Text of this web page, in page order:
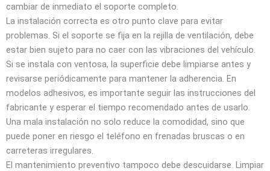
cambiar de inmediato el soporte completo.
La instalación correcta es otro punto clave para evitar
problemas. Si el soporte se fija en la rejilla de ventilación, debe
estar bien sujeto para no caer con las vibraciones del vehículo.
Si se instala con ventosa, la superficie debe limpiarse antes y
revisarse periódicamente para mantener la adherencia. En
modelos adhesivos, es importante seguir las instrucciones del
fabricante y esperar el tiempo recomendado antes de usarlo.
Una mala instalación no solo reduce la comodidad, sino que
puede poner en riesgo el teléfono en frenadas bruscas o en
carreteras irregulares.
El mantenimiento preventivo tampoco debe descuidarse. Limpiar